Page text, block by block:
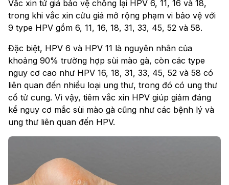
Vắc xin tứ giá bảo vệ chống lại HPV 6, 11, 16 và 18,
trong khi vắc xin cửu giá mở rộng phạm vi bảo vệ với
9 type HPV gồm 6, 11, 16, 18, 31, 33, 45, 52 và 58.
Đặc biệt, HPV 6 và HPV 11 là nguyên nhân của
khoảng 90% trường hợp sùi mào gà, còn các type
nguy cơ cao như HPV 16, 18, 31, 33, 45, 52 và 58 có
liên quan đến nhiều loại ung thư, trong đó có ung thư
cổ tử cung. Vì vậy, tiêm vắc xin HPV giúp giảm đáng
kể nguy cơ mắc sùi mào gà cũng như các bệnh lý và
ung thư liên quan đến HPV.